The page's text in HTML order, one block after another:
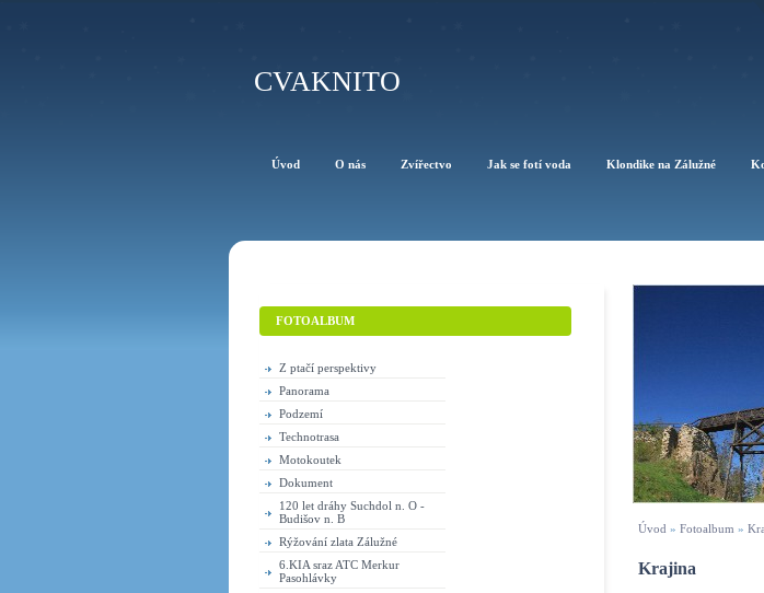
CVAKNITO
Úvod » Fotoalbum »
Krajina
Úvod O nás Zvířectvo Jak se fotí voda Klondike na Zálužné
FOTOALBUM
Z ptačí perspektivy
Panorama
Podzemí
Technotrasa
Motokoutek
Dokument
120 let dráhy Suchdol n. O -
Budišov n. B
Rýžování zlata Zálužné
6.KIA sraz ATC Merkur
Pasohlávky